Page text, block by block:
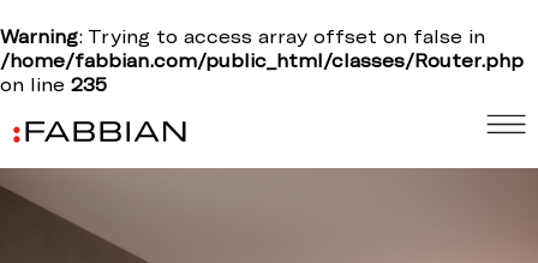
Warning: Trying to access array offset on false in
/home/fabbian.com/public_html/classes/Router.php
on line 235